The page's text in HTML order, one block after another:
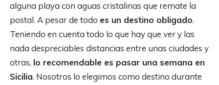
alguna playa con aguas cristalinas que remate la
postal. A pesar de todo es un destino obligado.
Teniendo en cuenta todo lo que hay que ver y las
nada despreciables distancias entre unas ciudades y
otras, lo recomendable es pasar una semana en
Sicilia. Nosotros lo elegimos como destino durante